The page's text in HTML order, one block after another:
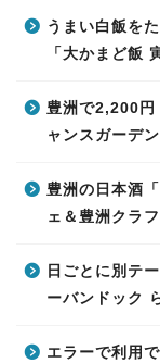
うまい白飯を
「大かまど飯
豊洲で2,200円
ャンスガーデ
豊洲の日本酒
ェ＆豊洲クラ
日ごとに別テ
ーバンドック
エラーで利用